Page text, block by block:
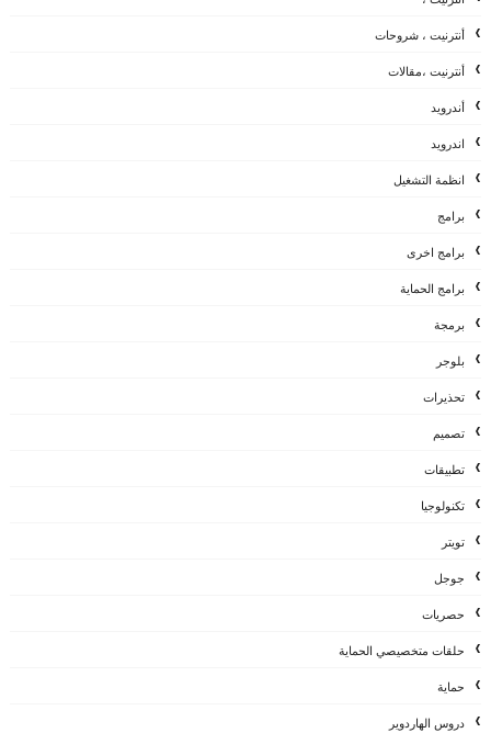
أنترنيت ، شروحات
أنترنيت ،مقالات
أندرويد
اندرويد
انظمة التشغيل
برامج
برامج اخرى
برامج الحماية
برمجة
بلوجر
تحذيرات
تصميم
تطبيقات
تكنولوجيا
تويتر
جوجل
حصريات
حلقات متخصيصي الحماية
حماية
دروس الهاردوير